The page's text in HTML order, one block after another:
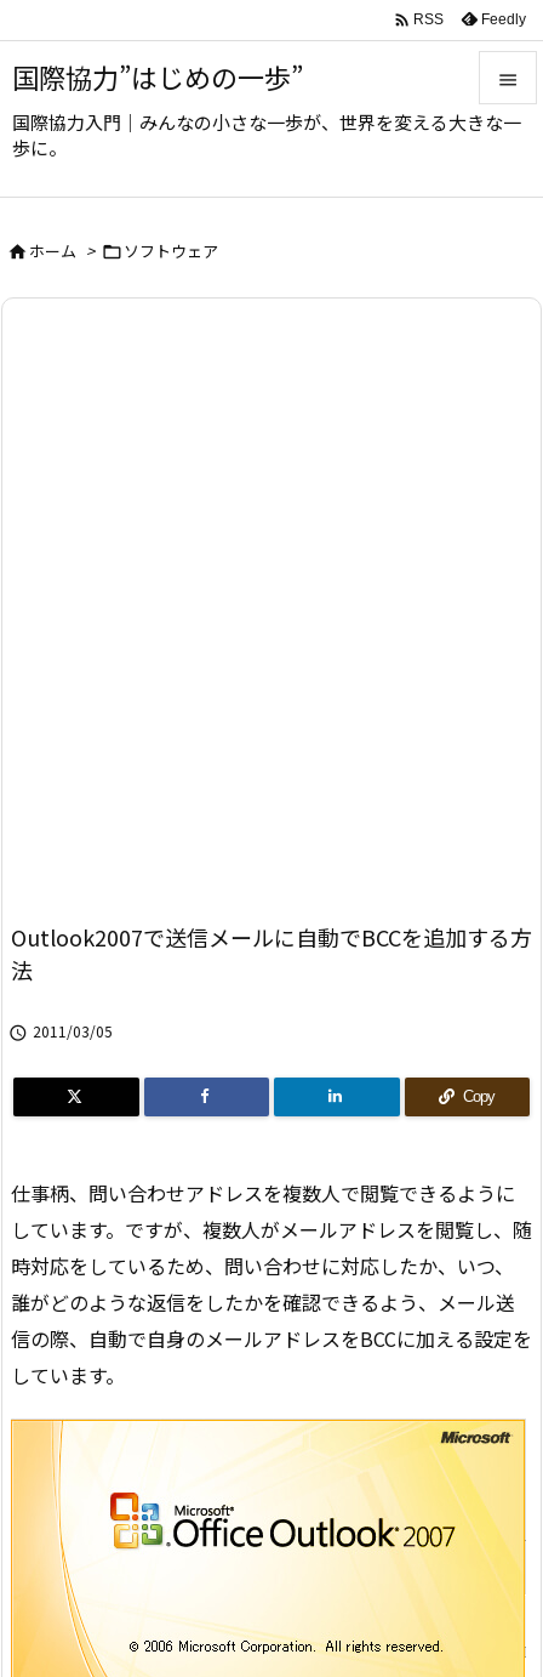
国際協力”はじめの一歩”
国際協力入門｜みんなの小さな一歩が、世界を変える大きな一
歩に。



 RSS Feedly
ホーム > ソフトウェア
Outlook2007で送信メールに自動でBCCを追加する方
法
 2011/03/05
Copy
仕事柄、問い合わせアドレスを複数人で閲覧できるように
しています。ですが、複数人がメールアドレスを閲覧し、随
時対応をしているため、問い合わせに対応したか、いつ、
誰がどのような返信をしたかを確認できるよう、メール送
信の際、自動で自身のメールアドレスをBCCに加える設定を
しています。